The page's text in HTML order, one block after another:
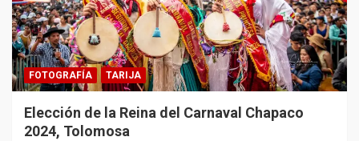
FOTOGRAFÍA TARIJA
Elección de la Reina del Carnaval Chapaco
2024, Tolomosa